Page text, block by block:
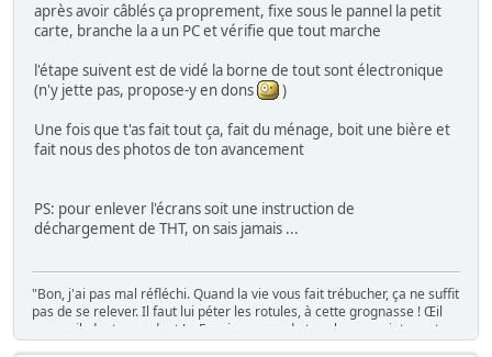
après avoir câblés ça proprement, fixe sous le pannel la petit
carte, branche la a un PC et vérifie que tout marche
l'étape suivent est de vidé la borne de tout sont électronique
(n'y jette pas, propose-y en dons
)
Une fois que t'as fait tout ça, fait du ménage, boit une bière et
fait nous des photos de ton avancement
PS: pour enlever l'écrans soit une instruction de
déchargement de THT, on sais jamais ...
"Bon, j'ai pas mal réfléchi. Quand la vie vous fait trébucher, ça ne suffit
pas de se relever. Il faut lui péter les rotules, à cette grognasse ! Œil
pour œil, dent pour dent ! « Essaie un peu de te relever, maintenant,
traînée ! »" Caves Johnson, 1980